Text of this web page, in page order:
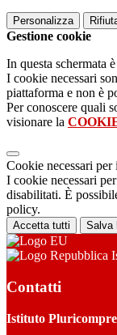
Personalizza
Gestione cookie
In questa schermata
I cookie necessari
piattaforma e non è
Per conoscere quali
visionare la
Cookie necessari
I cookie necessari
disabilitati. È
policy.
Accetta tutti Salva
Contatti
Istituto